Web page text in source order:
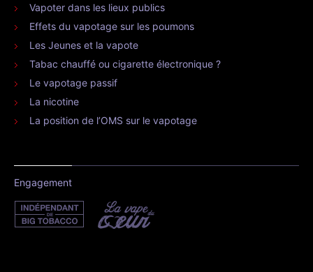
Vapoter dans les lieux publics
Effets du vapotage sur les poumons
Les Jeunes et la vapote
Tabac chauffé ou cigarette électronique ?
Le vapotage passif
La nicotine
La position de l’OMS sur le vapotage
Engagement